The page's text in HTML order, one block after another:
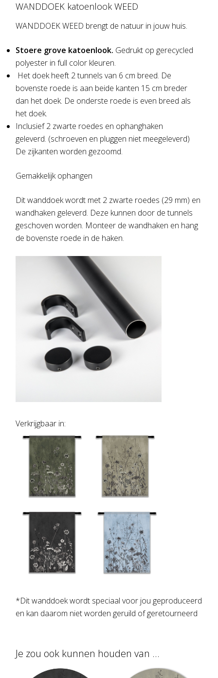
WANDDOEK katoenlook WEED
WANDDOEK WEED brengt de natuur in jouw huis.
Stoere grove katoenlook. Gedrukt op gerecycled
polyester in full color kleuren.
Het doek heeft 2 tunnels van 6 cm breed. De
bovenste roede is aan beide kanten 15 cm breder
dan het doek. De onderste roede is even breed als
het doek.
Inclusief 2 zwarte roedes en ophanghaken
geleverd. (schroeven en pluggen niet meegeleverd)
De zijkanten worden gezoomd.
Gemakkelijk ophangen
Dit wanddoek wordt met 2 zwarte roedes (29 mm) en
wandhaken geleverd. Deze kunnen door de tunnels
geschoven worden. Monteer de wandhaken en hang
de bovenste roede in de haken.
Verkrijgbaar in:
*Dit wanddoek wordt speciaal voor jou geproduceerd
en kan daarom niet worden geruild of geretourneerd
Je zou ook kunnen houden van …